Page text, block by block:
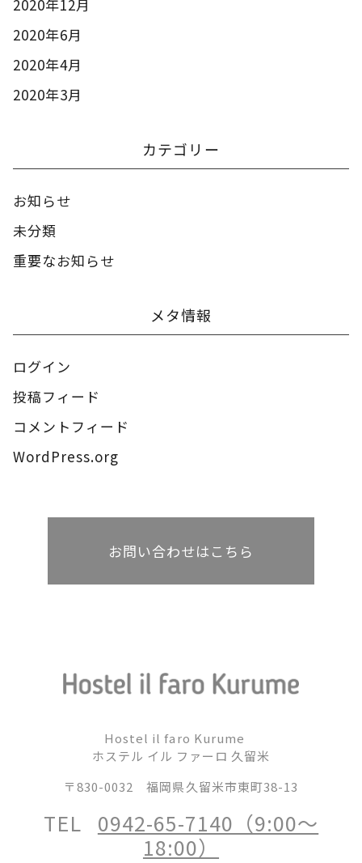
2020年12月
2020年6月
2020年4月
2020年3月
カテゴリー
お知らせ
未分類
重要なお知らせ
メタ情報
ログイン
投稿フィード
コメントフィード
WordPress.org
お問い合わせはこちら
Hostel il faro Kurume
ホステル イル ファーロ 久留米
〒830-0032福岡県久留米市東町38-13
TEL
0942-65-7140（9:00～
18:00）